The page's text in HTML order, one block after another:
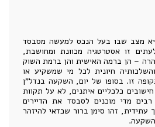
מצב שבו בעל הנכס למעשה מסבסד
זו אסטרטגיה מכוונת ומחושבת,
– הן ברמה האישית והן ברמת השוק
חיונית לכל מי שמשקיע או
זו. בסופו של יום, השקעה בנדל"ן
כלכליים איתנים, לא על תקוות
מדי מוכנים לסבסד את הדיירים
עתידית, זהו סימן ברור שכדאי להיזהר